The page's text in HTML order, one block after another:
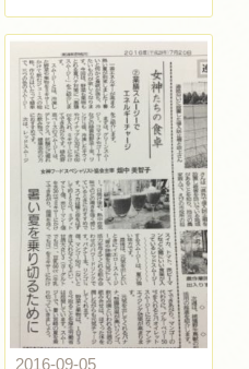
2016-09-05